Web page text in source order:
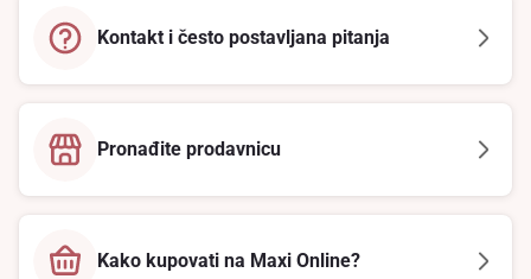
Kontakt i često postavljana pitanja
Pronađite prodavnicu
Kako kupovati na Maxi Online?